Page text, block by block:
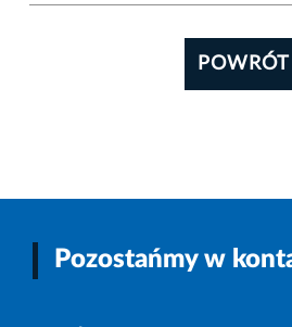
POWRÓT
Pozostańmy w